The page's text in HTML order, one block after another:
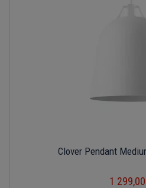
Clover Pendant
1 299,00